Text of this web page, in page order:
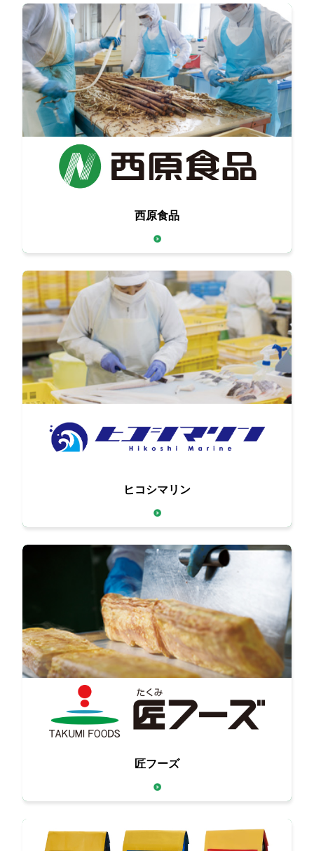
生産者と情報交換をしながら
高品質な食材をお届け
西原食品
こだわりの調理で魚介類の
おいしさをググッとアップ！
ヒコシマリン
卵と食肉、それぞれの匠が
お客様の要望にきめ細かく対応
匠フーズ